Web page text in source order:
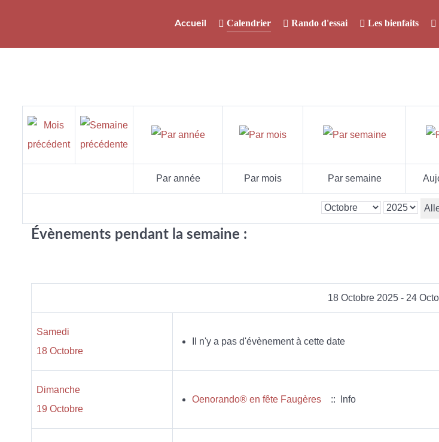
Accueil Calendrier Rando d'essai Les bienfaits
Par année Par mois Par semaine
Évènements pendant la semaine :
18 Octobre 2025 - 24
Samedi
18 Octobre
Il n'y a pas d'évènement à cette date
Dimanche
19 Octobre
Oenorando® en fête Faugères :: Info